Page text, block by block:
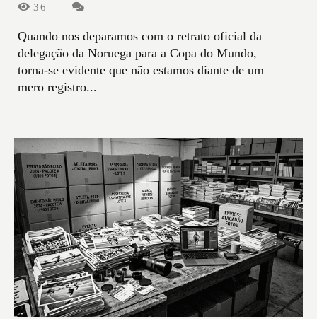
36
Quando nos deparamos com o retrato oficial da
delegação da Noruega para a Copa do Mundo,
torna-se evidente que não estamos diante de um
mero registro...